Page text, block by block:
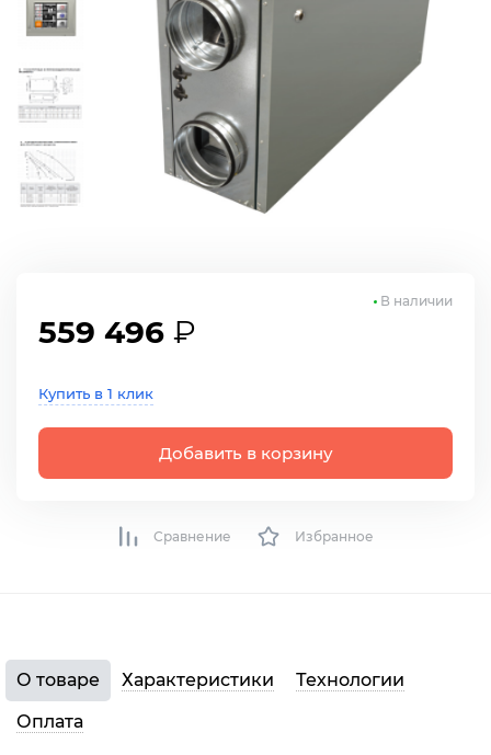
559 496 ₽
Купить в 1 клик
Добавить в корзину
В наличии
Сравнение Избранное
О товаре Характеристики
Технологии
Оплата